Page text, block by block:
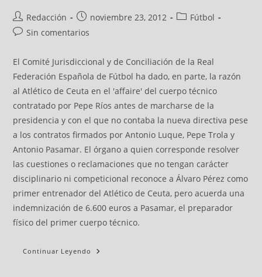
Redacción noviembre 23, 2012
Fútbol
Sin comentarios
El Comité Jurisdiccional y de Conciliación de la Real
Federación Española de Fútbol ha dado, en parte, la razón
al Atlético de Ceuta en el 'affaire' del cuerpo técnico
contratado por Pepe Ríos antes de marcharse de la
presidencia y con el que no contaba la nueva directiva pese
a los contratos firmados por Antonio Luque, Pepe Trola y
Antonio Pasamar. El órgano a quien corresponde resolver
las cuestiones o reclamaciones que no tengan carácter
disciplinario ni competicional reconoce a Álvaro Pérez como
primer entrenador del Atlético de Ceuta, pero acuerda una
indemnización de 6.600 euros a Pasamar, el preparador
físico del primer cuerpo técnico.
Continuar Leyendo